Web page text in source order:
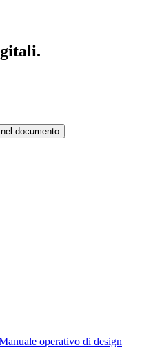
documento
operativo di design